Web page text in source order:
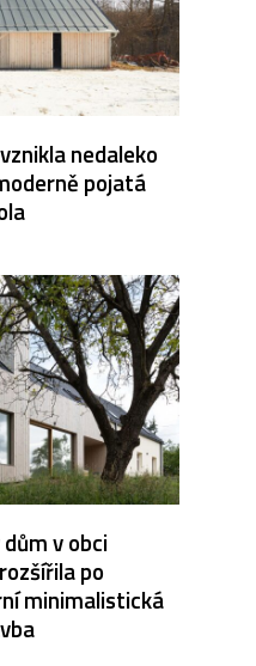
nedaleko
pojatá
v obci
po
minimalistická